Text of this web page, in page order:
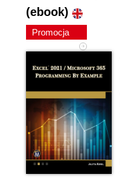
(ebook)
Promocja